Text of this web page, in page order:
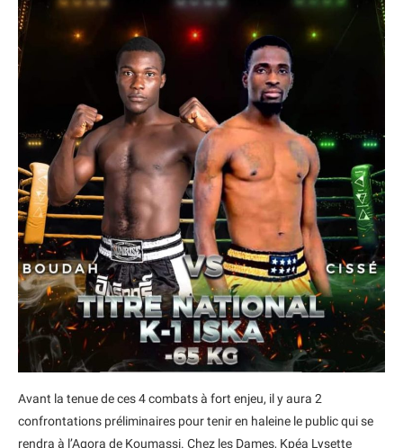
Avant la tenue de ces 4 combats à fort enjeu, il y aura 2
confrontations préliminaires pour tenir en haleine le public qui se
rendra à l’Agora de Koumassi. Chez les Dames, Kpéa Lysette